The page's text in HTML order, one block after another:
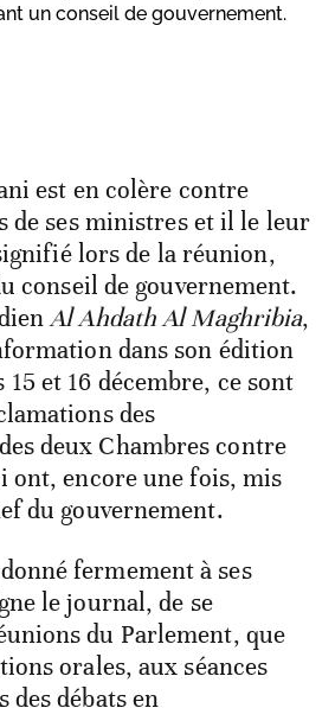
un conseil de gouvernement.
est en colère contre
de ses ministres et il le leur
lors de la réunion,
conseil de gouvernement.
Al Ahdath Al Maghribia,
dans son édition
15 et 16 décembre, ce sont
des
deux Chambres contre
ont, encore une fois, mis
du gouvernement.
fermement à ses
le journal, de se
du Parlement, que
orales, aux séances
des débats en